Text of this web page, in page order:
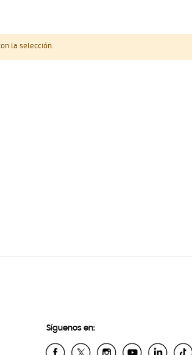
la selección.
Síguenos en: